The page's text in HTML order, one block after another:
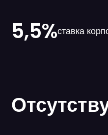
5,5%ставка